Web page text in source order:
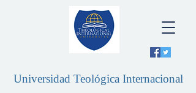
Universidad Teológica Internacional